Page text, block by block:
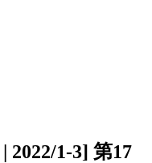
2022/1-3] 第17